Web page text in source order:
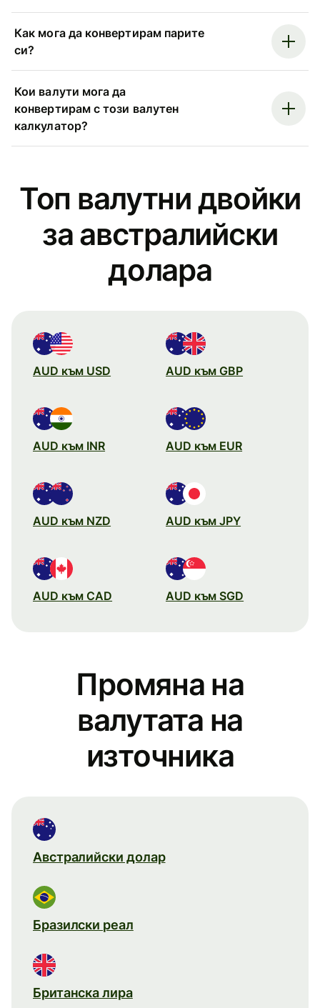
Как мога да конвертирам парите
си?
Кои валути мога да
конвертирам с този валутен
калкулатор?
Топ валутни двойки
за австралийски
доларa
AUD към USD AUD към GBP
AUD към INR AUD към EUR
AUD към NZD AUD към JPY
AUD към CAD AUD към SGD
Промяна на
валутата на
източника
Австралийски долар
Бразилски реал
Британска лира